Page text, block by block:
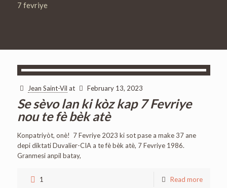
7 fevriye
Jean Saint-Vil at February 13, 2023
Se sèvo lan ki kòz kap 7 Fevriye
nou te fè bèk atè
Konpatriyòt, onè! 7 Fevriye 2023 ki sot pase a make 37 ane
depi diktati Duvalier-CIA a te fè bèk atè, 7 Fevriye 1986.
Granmesi anpil batay,
1 Read more